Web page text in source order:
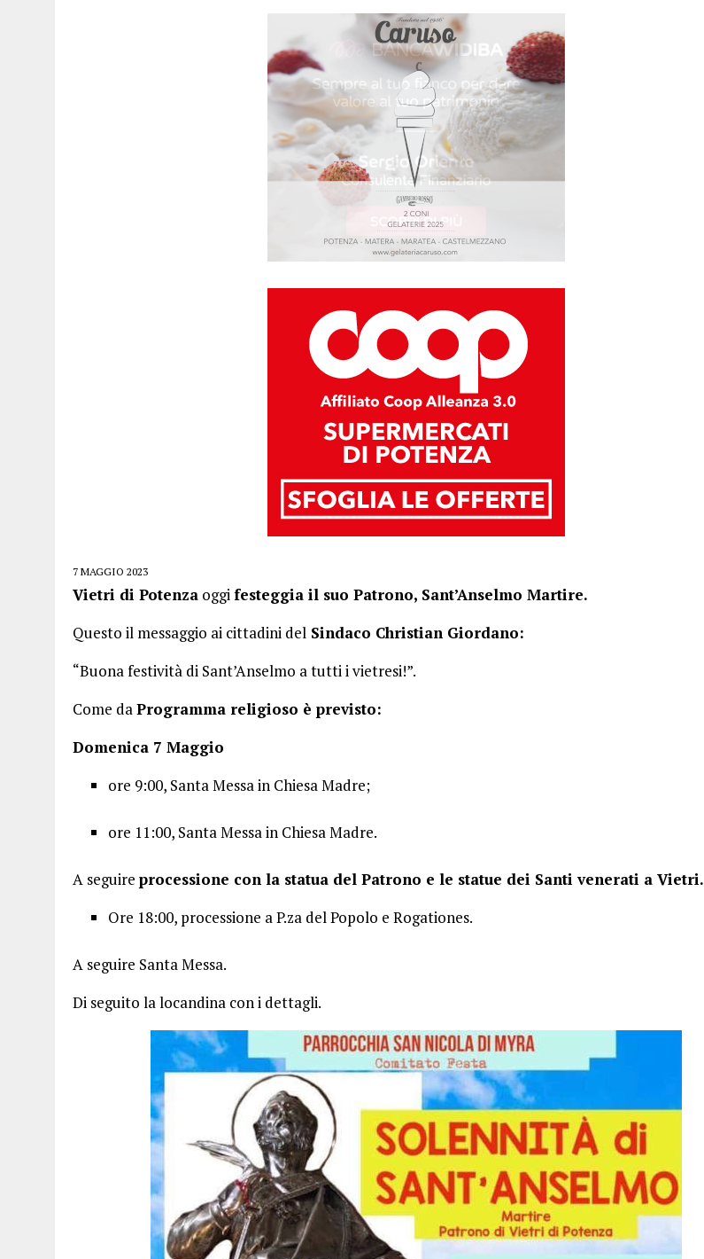
7 MAGGIO 2023
Vietri di Potenza oggifesteggia il suo Patrono, Sant’Anselmo Martire.
Questo il messaggio ai cittadini del Sindaco Christian Giordano:
“Buona festività di Sant’Anselmo a tutti i vietresi!”.
Come daProgramma religioso è previsto:
Domenica 7 Maggio
ore 9:00, Santa Messa in Chiesa Madre;
ore 11:00, Santa Messa in Chiesa Madre.
A seguire processione con la statua del Patrono e le statue dei Santi venerati a Vietri.
Ore 18:00, processione a P.za del Popolo e Rogationes.
A seguire Santa Messa.
Di seguito la locandina con i dettagli.